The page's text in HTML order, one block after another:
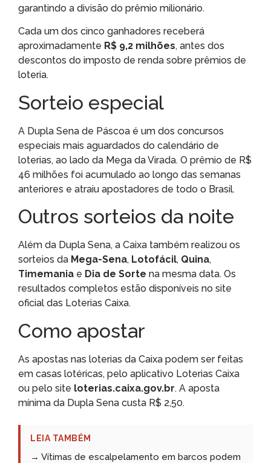
garantindo a divisão do prêmio milionário.
Cada um dos cinco ganhadores receberá
aproximadamente R$ 9,2 milhões, antes dos
descontos do imposto de renda sobre prêmios de
loteria.
Sorteio especial
A Dupla Sena de Páscoa é um dos concursos
especiais mais aguardados do calendário de
loterias, ao lado da Mega da Virada. O prêmio de R$
46 milhões foi acumulado ao longo das semanas
anteriores e atraiu apostadores de todo o Brasil.
Outros sorteios da noite
Além da Dupla Sena, a Caixa também realizou os
sorteios da Mega-Sena, Lotofácil, Quina,
Timemania e Dia de Sorte na mesma data. Os
resultados completos estão disponíveis no site
oficial das Loterias Caixa.
Como apostar
As apostas nas loterias da Caixa podem ser feitas
em casas lotéricas, pelo aplicativo Loterias Caixa
ou pelo site loterias.caixa.gov.br. A aposta
mínima da Dupla Sena custa R$ 2,50.
LEIA TAMBÉM
→ Vítimas de escalpelamento em barcos podem